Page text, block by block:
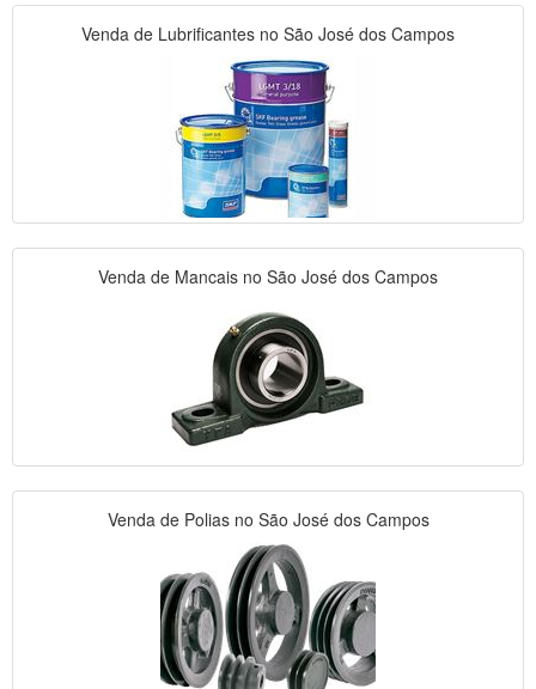
Venda de Lubrificantes no São José dos Campos
Venda de Mancais no São José dos Campos
Venda de Polias no São José dos Campos